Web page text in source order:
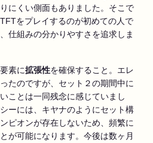
にくい側面もありました。そこで
をプレイするのが初めての人で
仕組みの分かりやすさを追求しま
素に拡張性を確保すること。エレ
たのですが、セット２の期間中に
ことは一同残念に感じていまし
ーには、キヤナのようにセット構
ピオンが存在しないため、頻繁に
が可能になります。今後は数ヶ月